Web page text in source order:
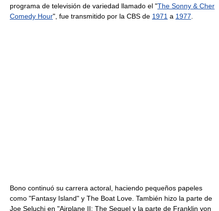
programa de televisión de variedad llamado el "The Sonny & Cher
Comedy Hour", fue transmitido por la CBS de 1971 a 1977
Bono continuó su carrera actoral, haciendo pequeños papeles
como "Fantasy Island" y The Boat Love. También hizo la parte de
Joe Seluchi en "Airplane II: The Sequel y la parte de Franklin von